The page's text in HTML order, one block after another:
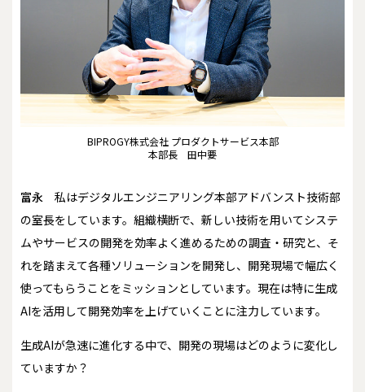
BIPROGY株式会社 プロダクトサービス本部
本部長 田中要
富永
私はデジタルエンジニアリング本部アドバンスト技術部
の室長をしています。組織横断で、新しい技術を用いてシステ
ムやサービスの開発を効率よく進めるための調査・研究と、そ
れを踏まえて各種ソリューションを開発し、開発現場で幅広く
使ってもらうことをミッションとしています。現在は特に生成
AIを活用して開発効率を上げていくことに注力しています。
――生成AIが急速に進化する中で、開発の現場はどのように変化し
ていますか？